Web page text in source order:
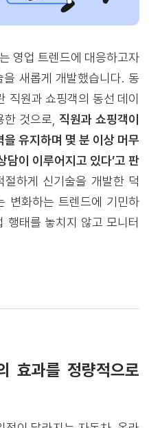
영업 트렌드에 대응하고자
을 새롭게 개발했습니다. 동
직원과 쇼핑객의 동선 데이
것으로, 직원과 쇼핑객이
유지하며 몇 분 이상 머무
담이 이루어지고 있다’고 판
절하게 신기술을 개발한 덕
변화하는 트렌드에 기민하
행태를 놓치지 않고 모니터
효과를 정량적으로